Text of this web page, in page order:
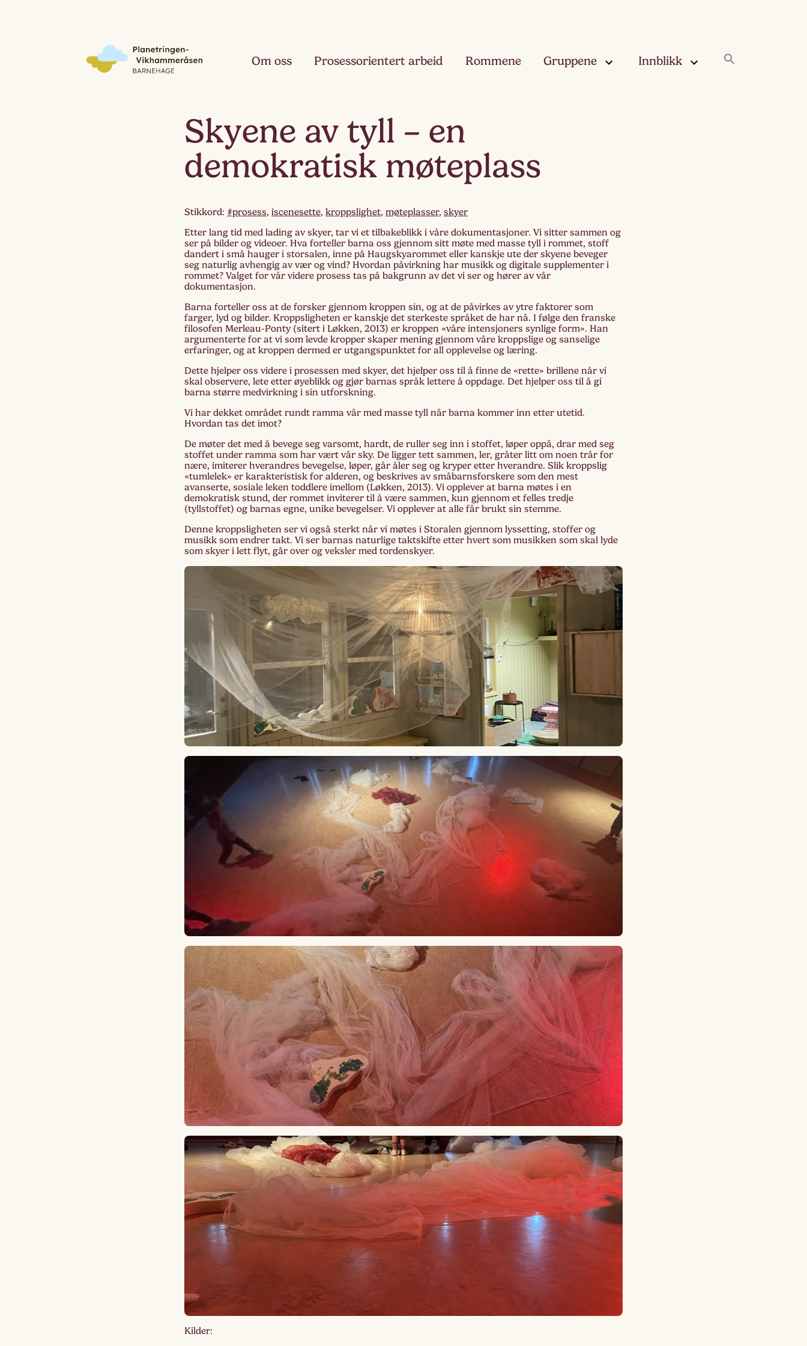
Om oss Prosessorientert arbeid Rommene Gruppene
Toåringen
Slørskya –
Fireåringen
Femåringen
Innblikk
Slørskyan
Skyene av tyll – en
demokratisk møteplass
Stikkord: #prosess, iscenesette, kroppslighet, møteplasser, skyer
Etter lang tid med lading av skyer, tar vi et tilbakeblikk i våre dokumentasjoner. Vi sitter sammen og
ser på bilder og videoer. Hva forteller barna oss gjennom sitt møte med masse tyll i rommet, stoff
dandert i små hauger i storsalen, inne på Haugskyarommet eller kanskje ute der skyene beveger
seg naturlig avhengig av vær og vind? Hvordan påvirkning har musikk og digitale supplementer i
rommet? Valget for vår videre prosess tas på bakgrunn av det vi ser og hører av vår
dokumentasjon.
Barna forteller oss at de forsker gjennom kroppen sin, og at de påvirkes av ytre faktorer som
farger, lyd og bilder. Kroppsligheten er kanskje det sterkeste språket de har nå. I følge den franske
filosofen Merleau-Ponty (sitert i Løkken, 2013) er kroppen «våre intensjoners synlige form». Han
argumenterte for at vi som levde kropper skaper mening gjennom våre kroppslige og sanselige
erfaringer, og at kroppen dermed er utgangspunktet for all opplevelse og læring.
Dette hjelper oss videre i prosessen med skyer, det hjelper oss til å finne de «rette» brillene når vi
skal observere, lete etter øyeblikk og gjør barnas språk lettere å oppdage. Det hjelper oss til å gi
barna større medvirkning i sin utforskning.
Vi har dekket området rundt ramma vår med masse tyll når barna kommer inn etter utetid.
Hvordan tas det imot?
De møter det med å bevege seg varsomt, hardt, de ruller seg inn i stoffet, løper oppå, drar med seg
stoffet under ramma som har vært vår sky. De ligger tett sammen, ler, gråter litt om noen trår for
nære, imiterer hverandres bevegelse, løper, går åler seg og kryper etter hverandre. Slik kroppslig
«tumlelek» er karakteristisk for alderen, og beskrives av småbarnsforskere som den mest
avanserte, sosiale leken toddlere imellom (Løkken, 2013). Vi opplever at barna møtes i en
demokratisk stund, der rommet inviterer til å være sammen, kun gjennom et felles tredje
(tyllstoffet) og barnas egne, unike bevegelser. Vi opplever at alle får brukt sin stemme.
Denne kroppsligheten ser vi også sterkt når vi møtes i Storalen gjennom lyssetting, stoffer og
musikk som endrer takt. Vi ser barnas naturlige taktskifte etter hvert som musikken som skal lyde
som skyer i lett flyt, går over og veksler med tordenskyer.
Kilder: